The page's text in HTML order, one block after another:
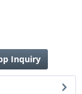
Inquiry